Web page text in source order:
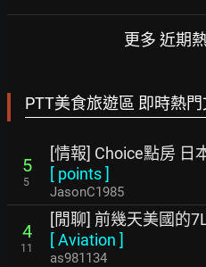
更多 近期
PTT美食旅遊區 即時熱
5
5
[情報] Choice點房 日
[ points]
JasonC1985
4
11
[閒聊] 前幾天美國的
[Aviation ]
as981134